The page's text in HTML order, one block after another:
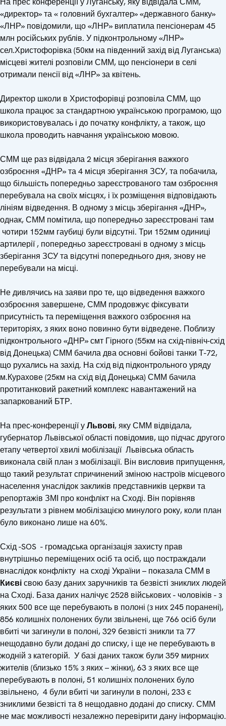
«директор» та « головний бухгалтер» «державного банку»
«ЛНР» повідомили, що «ЛНР» виплатила пенсіонерам 45
млн російських рублів. У підконтрольному «ЛНР»
сел.Христофорівка (50км на південний захід від Луганська)
місцеві жителі розповіли СММ, що пенсіонери в селі
отримали пенсії від «ЛНР» за квітень.
Директор школи в Христофорівці розповіла СММ, що
школа працює за стандартною українською програмою, що
використовувалась і до початку конфлікту, а також, що
школа проводить навчання українською мовою.
СММ ще раз відвідала 2 місця зберігання важкого
озброєння «ДНР» та 4 місця зберігання ЗСУ, та побачила,
що більшість попередньо зареєстрованого там озброєння
перебувала на своїх місцях, і їх розміщення відповідають
лініям відведення. В одному з місць зберігання «ДНР»,
однак, СММ помітила, що попередньо зареєстровані там
чотири 152мм гаубиці були відсутні. Три 152мм одиниці
артилерії , попередньо зареєстровані в одному з місць
зберігання ЗСУ та відсутні попереднього дня, знову не
перебували на місці.
Не дивлячись на заяви про те, що відведення важкого
озброєння завершене, СММ продовжує фіксувати
присутність та переміщення важкого озброєння на
територіях, з яких воно повинно бути відведене. Поблизу
підконтрольного «ДНР» смт Гірного (55км на схід-північ-схід
від Донецька) СММ бачила два основні бойові танки Т-72,
що рухались на захід. На схід від підконтрольного уряду
м.Курахове (25км на схід від Донецька) СММ бачила
протитанковий ракетний комплекс навантажений на
запаркований БТР.
На прес-конференції уЛьвові, яку СММ відвідала,
губернатор Львівської області повідомив, що підчас другого
етапу четвертої хвилі мобілізації Львівська область
виконала свій план з мобілізації. Він висловив припущення,
що такий результат спричинений зміною настроїв місцевого
населення унаслідок закликів представників церкви та
репортажів ЗМІ про конфлікт на Сході. Він порівняв
результати з рівнем мобілізацією минулого року, коли план
було виконано лише на 60%.
Схід -SOS - громадська організація захисту прав
внутрішньо переміщених осіб та осіб, що постраждали
внаслідок конфлікту на сході України – показала СММ в
Києвісвою базу даних заручників та безвісті зниклих людей
на Сході. База даних налічує 2528 військових - чоловіків - з
яких 500 все ще перебувають в полоні (з них 245 поранені),
856 колишніх полонених були звільнені, ще 766 осіб були
вбиті чи загинули в полоні, 329 безвісті зникли та 77
нещодавно були додані до списку, і ще не перебувають в
жодній з категорій. У базі даних також були 359 мирних
жителів (близько 15% з яких – жінки), 63 з яких все ще
перебувають в полоні, 51 колишніх полонених було
звільнено, 4 були вбиті чи загинули в полоні, 233 є
зниклими безвісті та 8 нещодавно додані до списку. СММ
не має можливості незалежно перевірити дану інформацію.